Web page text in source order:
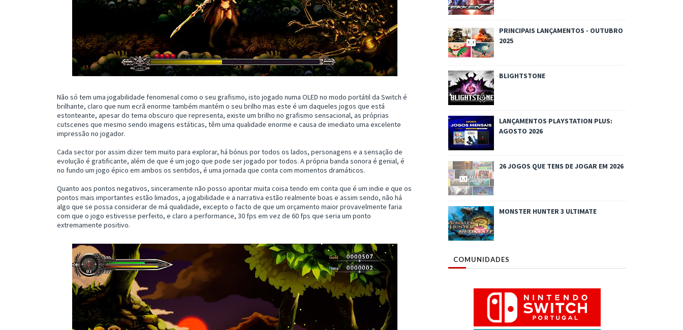
Não só tem uma jogabilidade fenomenal como o seu grafismo, isto jogado numa OLED no modo portátil da Switch é
brilhante, claro que num ecrã enorme também mantém o seu brilho mas este é um daqueles jogos que está
estonteante, apesar do tema obscuro que representa, existe um brilho no grafismo sensacional, as próprias
cutscenes que mesmo sendo imagens estáticas, têm uma qualidade enorme e causa de imediato uma excelente
impressão no jogador.
Cada sector por assim dizer tem muito para explorar, há bónus por todos os lados, personagens e a sensação de
evolução é gratificante, além de que é um jogo que pode ser jogado por todos. A própria banda sonora é genial, é
no fundo um jogo épico em ambos os sentidos, é uma jornada que conta com momentos dramáticos.
Quanto aos pontos negativos, sinceramente não posso apontar muita coisa tendo em conta que é um indie e que os
pontos mais importantes estão limados, a jogabilidade e a narrativa estão realmente boas e assim sendo, não há
algo que se possa considerar de má qualidade, excepto o facto de que um orçamento maior provavelmente faria
com que o jogo estivesse perfeito, e claro a performance, 30 fps em vez de 60 fps que seria um ponto
extremamente positivo.
PRINCIPAIS LANÇAMENTOS - OUTUBRO
2025
BLIGHTSTONE
LANÇAMENTOS PLAYSTATION PLUS:
AGOSTO 2026
26 JOGOS QUE TENS DE JOGAR EM 2026
MONSTER HUNTER 3 ULTIMATE
COMUNIDADES